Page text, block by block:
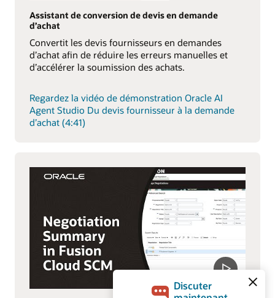
Assistant de conversion de devis en demande
d’achat
Convertit les devis fournisseurs en demandes
d’achat afin de réduire les erreurs manuelles et
d’accélérer la soumission des achats.
Regardez la vidéo de démonstration Oracle AI
Agent Studio Du devis fournisseur à la demande
d’achat (4:41)